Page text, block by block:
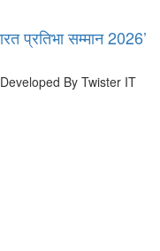
प्रतिभा सम्मान 2026’
By Twister IT